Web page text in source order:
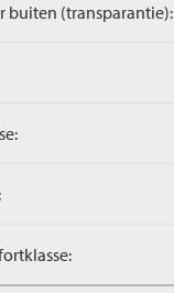
buiten (transparantie):